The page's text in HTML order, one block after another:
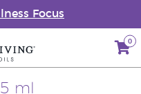
Focus
0
ml